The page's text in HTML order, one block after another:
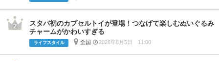
スタバ初のカプセルトイが登場！つなげて楽しむぬいぐるみ
チャームがかわいすぎる
ライフスタイル 全国 2026年8月5日 11:00